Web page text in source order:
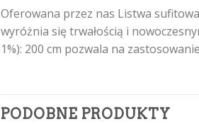
Oferowana przez nas Listwa
wyróżnia się trwałością i
1%): 200 cm pozwala na
PODOBNE PRODUKTY